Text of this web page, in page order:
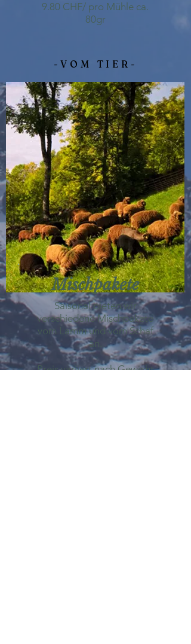
9.80 CHF/ pro Mühle ca.
80gr
-VOM TIER-
Mischpakete
Saisonal bieten wir
verschiedene Mischpakete
vom Lamm und vom Schaf
an.
Preis variiert nach Gewicht